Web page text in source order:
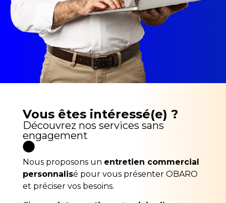
Vous êtes intéressé(e) ?
Découvrez nos services sans
engagement
Nous proposons un entretien commercial
personnalisé pour vous présenter OBARO
et préciser vos besoins.